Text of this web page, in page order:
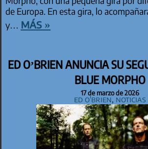
de Europa. En esta gira, lo
y… más »
ED O’BRIEN ANUNCIA SU
BLUE MORPHO
17 de marzo de 2026
Ed O'Brien,Noticias